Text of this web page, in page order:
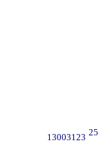
13003123